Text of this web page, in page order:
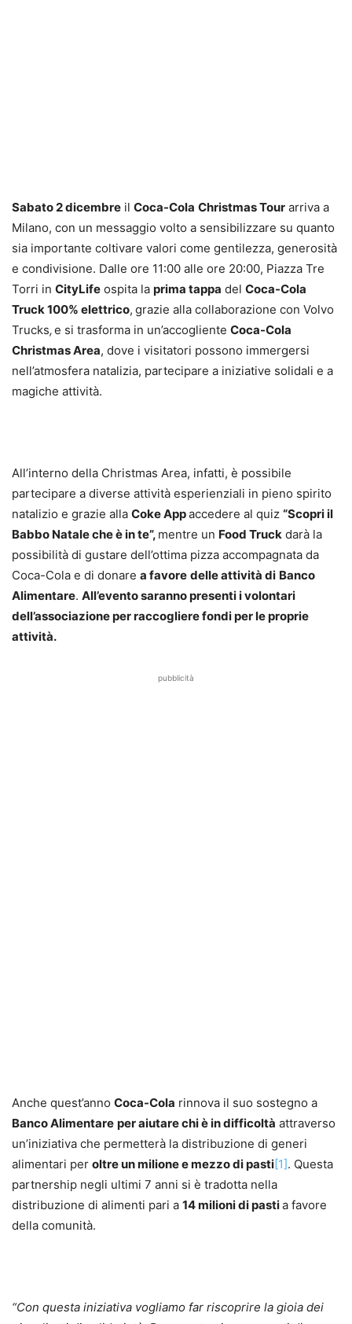
Sabato 2 dicembre il Coca-Cola Christmas Tour arriva a
Milano, con un messaggio volto a sensibilizzare su quanto
sia importante coltivare valori come gentilezza, generosità
e condivisione. Dalle ore 11:00 alle ore 20:00, Piazza Tre
Torri in CityLife ospita la prima tappa del Coca-Cola
Truck 100% elettrico, grazie alla collaborazione con Volvo
Trucks,e si trasforma in un’accogliente Coca-Cola
Christmas Area, dove i visitatori possono immergersi
nell’atmosfera natalizia, partecipare a iniziative solidali e a
magiche attività.
All’interno della Christmas Area, infatti, è possibile
partecipare a diverse attività esperienziali in pieno spirito
natalizio e grazie alla Coke Appaccedere al quiz “Scopri il
Babbo Natale che è in te”, mentre un Food Truck darà la
possibilità di gustare dell’ottima pizza accompagnata da
Coca-Cola e di donare a favore delle attività di Banco
Alimentare. All’evento saranno presenti i volontari
dell’associazione per raccogliere fondi per le proprie
attività.
pubblicità
Anche quest’anno Coca-Cola rinnova il suo sostegno a
Banco Alimentare per aiutare chi è in difficoltà attraverso
un’iniziativa che permetterà la distribuzione di generi
alimentari per oltre un milione e mezzo di pasti[1]. Questa
partnership negli ultimi 7 anni si è tradotta nella
distribuzione di alimenti pari a 14 milioni di pastia favore
della comunità.
“Con questa iniziativa vogliamo far riscoprire la gioia dei